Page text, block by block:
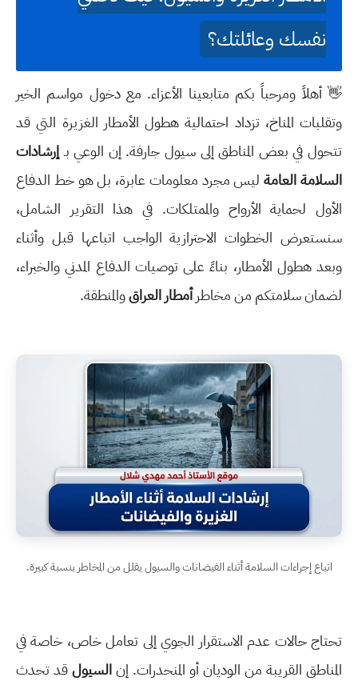
نفسك وعائلتك؟
👋 أهلاً ومرحباً بكم متابعينا الأعزاء. مع دخول مواسم الخير
وتقلبات المناخ، تزداد احتمالية هطول الأمطار الغزيرة التي قد
تتحول في بعض المناطق إلى سيول جارفة. إن الوعي بـإرشادات
السلامة العامةليس مجرد معلومات عابرة، بل هو خط الدفاع
الأول لحماية الأرواح والممتلكات. في هذا التقرير الشامل،
سنستعرض الخطوات الاحترازية الواجب اتباعها قبل وأثناء
وبعد هطول الأمطار، بناءً على توصيات الدفاع المدني والخبراء،
لضمان سلامتكم من مخاطرأمطار العراقوالمنطقة.
اتباع إجراءات السلامة أثناء الفيضانات والسيول يقلل من المخاطر بنسبة كبيرة.
تحتاج حالات عدم الاستقرار الجوي إلى تعامل خاص، خاصة في
المناطق القريبة من الوديان أو المنحدرات. إنالسيولقد تحدث